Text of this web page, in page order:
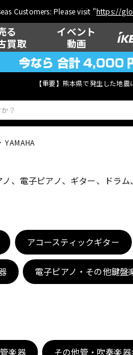
Customers: Please visit "https://
る
買取
イベント
動画
【重要】熊本県で発生した地
管楽器
DTM オンラ
イン納品
YAMAHA
、電子ピアノ、ギター、ド
アコースティックギター
電子ピアノ・その他鍵盤
楽器 その他管・吹奏楽